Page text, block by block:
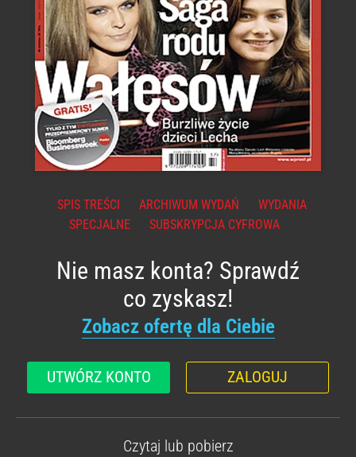
SPIS TREŚCI ARCHIWUM WYDAŃ
WYDANIA
SPECJALNE
SUBSKRYPCJA CYFROWA
Nie masz konta? Sprawdź
co zyskasz!
Zobacz ofertę dla Ciebie
UTWÓRZ KONTO ZALOGUJ
Czytaj lub pobierz